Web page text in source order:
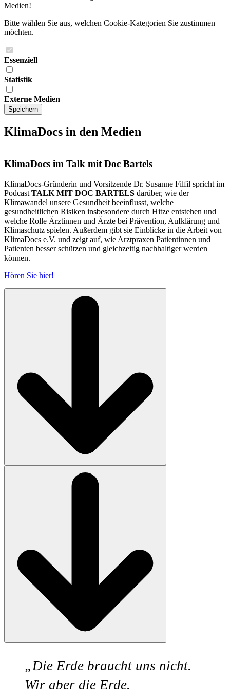
Medien!
Bitte wählen Sie aus, welchen Cookie-Kategorien Sie zustimmen
möchten.
Essenziell
Statistik
Externe Medien
Speichern
KlimaDocs in den Medien
KlimaDocs im Talk mit Doc Bartels
KlimaDocs-Gründerin und Vorsitzende Dr. Susanne Filfil spricht im
Podcast TALK MIT DOC BARTELS darüber, wie der
Klimawandel unsere Gesundheit beeinflusst, welche
gesundheitlichen Risiken insbesondere durch Hitze entstehen und
welche Rolle Ärztinnen und Ärzte bei Prävention, Aufklärung und
Klimaschutz spielen. Außerdem gibt sie Einblicke in die Arbeit von
KlimaDocs e.V. und zeigt auf, wie Arztpraxen Patientinnen und
Patienten besser schützen und gleichzeitig nachhaltiger werden
können.
Hören Sie hier!
​„Die Erde braucht uns nicht.
Wir aber die Erde.